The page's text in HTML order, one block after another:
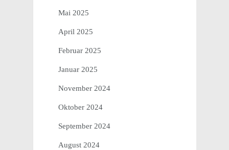
Mai 2025
April 2025
Februar 2025
Januar 2025
November 2024
Oktober 2024
September 2024
August 2024